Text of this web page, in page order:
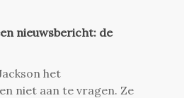
nieuwsbericht: de
het
niet aan te vragen. Ze